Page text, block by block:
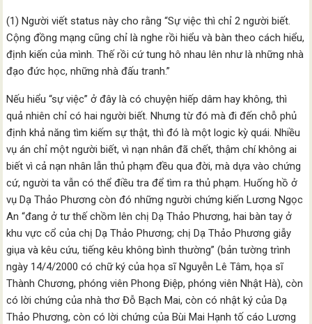
(1) Người viết status này cho rằng “Sự việc thì chỉ 2 người biết.
Cộng đồng mạng cũng chỉ là nghe rồi hiểu và bàn theo cách hiểu,
định kiến của mình. Thế rồi cứ tung hô nhau lên như là những nhà
đạo đức học, những nhà đấu tranh.”
Nếu hiểu “sự việc” ở đây là có chuyện hiếp dâm hay không, thì
quả nhiên chỉ có hai người biết. Nhưng từ đó mà đi đến chỗ phủ
định khả năng tìm kiếm sự thật, thì đó là một logic kỳ quái. Nhiều
vụ án chỉ một người biết, vì nạn nhân đã chết, thậm chí không ai
biết vì cả nạn nhân lẫn thủ phạm đều qua đời, mà dựa vào chứng
cứ, người ta vẫn có thể điều tra để tìm ra thủ phạm. Huống hồ ở
vụ Dạ Thảo Phương còn đó những người chứng kiến Lương Ngọc
An “đang ở tư thế chồm lên chị Dạ Thảo Phương, hai bàn tay ở
khu vực cổ của chị Dạ Thảo Phương; chị Dạ Thảo Phương giẫy
giụa và kêu cứu, tiếng kêu không bình thường” (bản tường trình
ngày 14/4/2000 có chữ ký của họa sĩ Nguyễn Lê Tâm, họa sĩ
Thành Chương, phóng viên Phong Điệp, phóng viên Nhật Hà), còn
có lời chứng của nhà thơ Đỗ Bạch Mai, còn có nhật ký của Dạ
Thảo Phương, còn có lời chứng của Bùi Mai Hạnh tố cáo Lương